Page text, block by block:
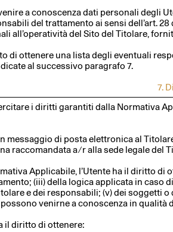
a conoscenza dati personali degli
del trattamento ai sensi dell’art.
all’operatività del Sito del Titolare,
di ottenere una lista degli eventuali
al successivo paragrafo 7.
7.
i diritti garantiti dalla Normativa
messaggio di posta elettronica al
raccomandata a ⁄ r alla sede legale del
Applicabile, l’Utente ha il diritto di
(iii) della logica applicata in caso
e dei responsabili; (v) dei soggetti
venirne a conoscenza in qualità
il diritto di ottenere: